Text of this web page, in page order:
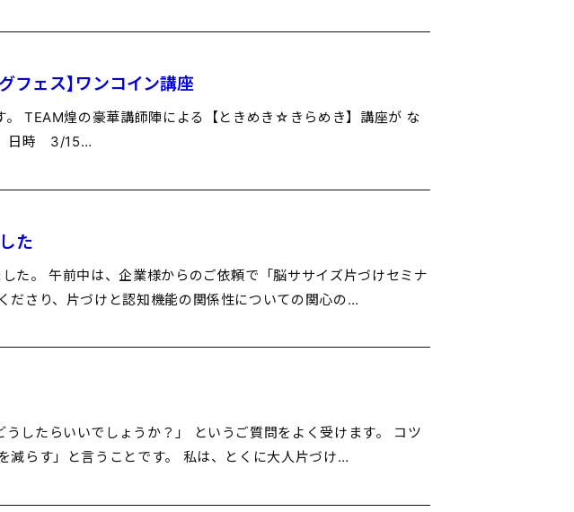
フェス】ワンコイン講座
。 TEAM煌の豪華講師陣による【ときめき☆きらめき】講座が な
日時 3/15…
た
た。 午前中は、企業様からのご依頼で「脳ササイズ片づけセミナ
ださり、片づけと認知機能の関係性についての関心の…
したらいいでしょうか？」 というご質問をよく受けます。 コツ
減らす」と言うことです。 私は、とくに大人片づけ…